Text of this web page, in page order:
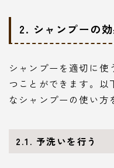
2. シャンプーの
シャンプーを適切に
つことができます。以
なシャンプーの使い方
2.1. 予洗いを行う